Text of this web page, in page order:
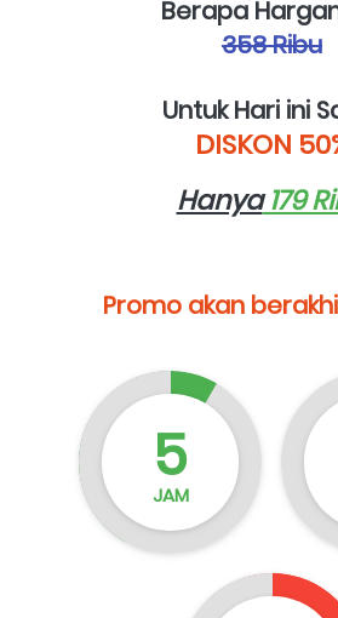
Berapa
358 Ribu
Untuk Hari ini
DISKON
Hanya 179
Promo akan
5
JAM